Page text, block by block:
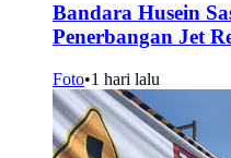
Bandara Husein
Penerbangan Jet
Foto•1 hari lalu